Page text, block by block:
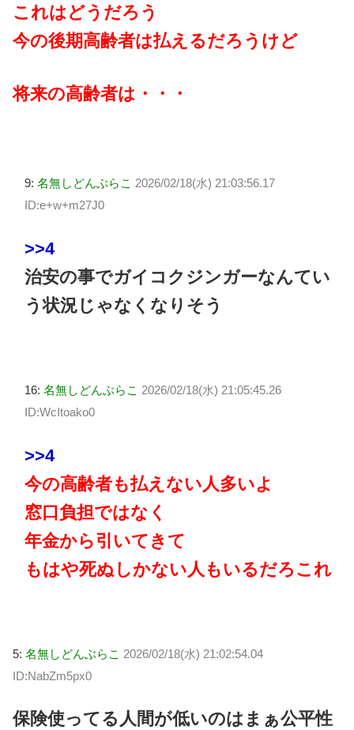
これはどうだろう
今の後期高齢者は払えるだろうけど
将来の高齢者は・・・
9: 名無しどんぶらこ 2026/02/18(水) 21:03:56.17
ID:e+w+m27J0
>>4
治安の事でガイコクジンガーなんてい
う状況じゃなくなりそう
16: 名無しどんぶらこ 2026/02/18(水) 21:05:45.26
ID:WcItoako0
>>4
今の高齢者も払えない人多いよ
窓口負担ではなく
年金から引いてきて
もはや死ぬしかない人もいるだろこれ
5: 名無しどんぶらこ 2026/02/18(水) 21:02:54.04
ID:NabZm5px0
保険使ってる人間が低いのはまぁ公平性